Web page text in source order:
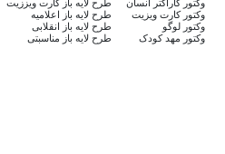
وکتور کاراکتر انسان
وکتور کارت ویزیت
وکتور لوگو
وکتور مهد کودک
طرح لایه باز کارت ویززیت
طرح لایه باز اعلامیه
طرح لایه باز انقلابی
طرح لایه باز مناسبتی